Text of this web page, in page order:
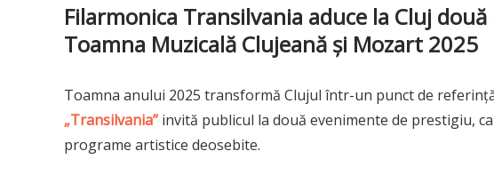
Filarmonica Transilvania aduce la Cluj
Toamna Muzicală Clujeană și Mozart 2025
Toamna anului 2025 transformă Clujul într-un punct de
„Transilvania” invită publicul la două evenimente de prestigiu,
programe artistice deosebite.